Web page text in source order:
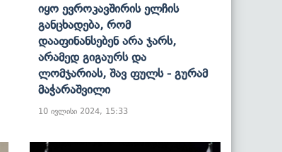
Იყო Ევროკავშირის Ელჩის
Განცხადება, Რომ
Დააფინანსებენ Არა Ჯარს,
Არამედ Გიგაურს Და
Ლომჯარიას, Შავ Ფულს - Გურამ
Მაჭარაშვილი
10 ივლისი 2024, 15:33